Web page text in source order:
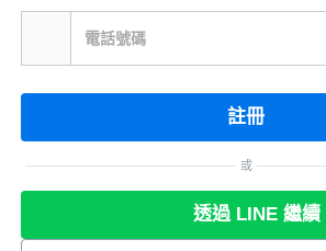
電話號碼
註冊
或
透過 LINE 繼續